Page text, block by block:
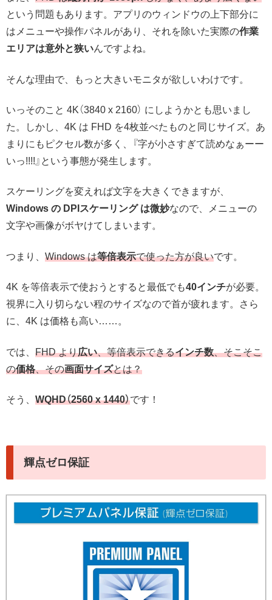
という問題もあります。アプリのウィンドウの上下部分に
はメニューや操作パネルがあり、それを除いた実際の作業
エリアは意外と狭いんですよね。
そんな理由で、もっと大きいモニタが欲しいわけです。
いっそのこと 4K（3840 x 2160） にしようかとも思いまし
た。しかし、4K は FHD を4枚並べたものと同じサイズ。あ
まりにもピクセル数が多く、『字が小さすぎて読めなぁーー
いっ!!!!』という事態が発生します。
スケーリングを変えれば文字を大きくできますが、
Windows の DPIスケーリング は微妙なので、メニューの
文字や画像がボヤけてしまいます。
つまり、 Windows は等倍表示で使った方が良いです。
4K を等倍表示で使おうとすると最低でも40インチが必要。
視界に入り切らない程のサイズなので首が疲れます。さら
に、4K は価格も高い……。
では、 FHD より広い、等倍表示できるインチ数、そこそこ
の価格、その画面サイズとは？
そう、 WQHD（2560 x 1440）です！
輝点ゼロ保証